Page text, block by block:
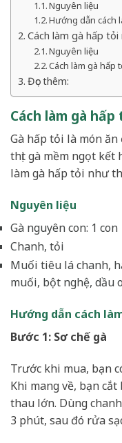
Nguyên liệu
Hướng dẫn cách
Cách làm gà hấp
Nguyên liệu
Cách làm gà hấp
Đọc thêm:
Cách làm gà
Gà hấp tỏi là món
thịt gà mềm ngọt kết
làm gà hấp tỏi như
Nguyên liệu
Gà nguyên con: 1 con
Chanh, tỏi
Muối tiêu lá chanh,
muối, bột nghệ, dầu
Hướng dẫn cách
Bước 1: Sơ chế gà
Trước khi mua, bạn
Khi mang về, bạn
thau lớn. Dùng
3 phút, sau đó rửa